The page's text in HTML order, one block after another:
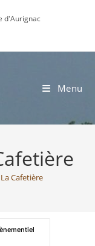
d'Aurignac
Menu
Cafetière